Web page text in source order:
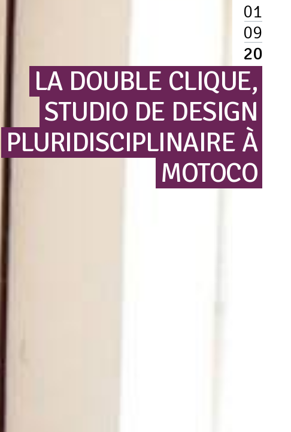
01
09
20
LA DOUBLE CLIQUE,
STUDIO DE DESIGN
PLURIDISCIPLINAIRE À
MOTOCO